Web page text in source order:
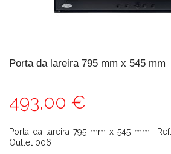
Porta da lareira 795 mm x 545 mm
493,00 €
Porta da lareira 795 mm x 545 mm Ref.
Outlet 006